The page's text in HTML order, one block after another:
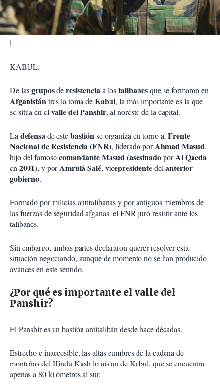
KABUL.
De lasgruposderesistenciaa lostalibanesque se formaron en
Afganistántras la toma deKabul, la más importante es la que
se sitúa en el valle del Panshir, al noreste de la capital.
La defensade estebastiónse organiza en torno al Frente
Nacional de Resistencia (FNR), liderado porAhmad Masud,
hijo del famosocomandante Masud(asesinadoporAl Qaeda
en 2001), y porAmrulá Salé, vicepresidentedel anterior
gobierno.
Formado por milicias antitalibanas y por antiguos miembros de
las fuerzas de seguridad afganas, el FNR juró resistir ante los
talibanes.
Sin embargo, ambas partes declararon querer resolver esta
situación negociando, aunque de momento no se han producido
avances en este sentido.
¿Por qué es importante el valle del
Panshir?
El Panshir es un bastión antitalibán desde hace décadas.
Estrecho e inaccesible, las altas cumbres de la cadena de
montañas del Hindú Kush lo aíslan de Kabul, que se encuentra
apenas a 80 kilómetros al sur.